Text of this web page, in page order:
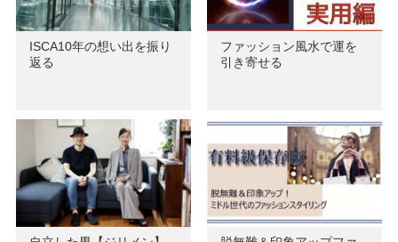
ISCA10年の想い出を振り
返る
ファッション風水で運を
引き寄せる